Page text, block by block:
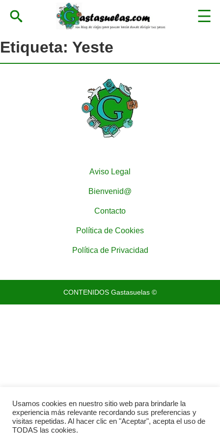
Etiqueta: Yeste
Aviso Legal
Bienvenid@
Contacto
Política de Cookies
Política de Privacidad
CONTENIDOS Gastasuelas ©
Usamos cookies en nuestro sitio web para brindarle la
experiencia más relevante recordando sus preferencias y
visitas repetidas. Al hacer clic en "Aceptar", acepta el uso de
TODAS las cookies.